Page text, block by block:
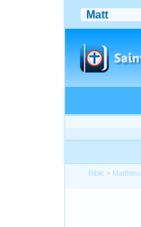
Bible > Matthieu